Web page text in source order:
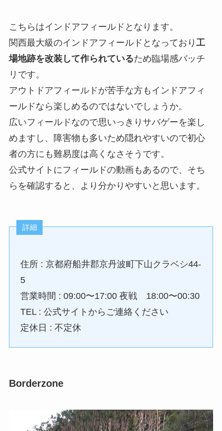
こちらはインドアフィールドとなります。
関西最大級のインドアフィールドとなっており 工
場地跡を改装して作られているため臨場感バッチ
リです。
アウトドアフィールドが苦手な方もインドアフィ
ールドなら楽しめるのではないでしょうか。
広いフィールドなので思いっきりサバゲーを楽し
めますし、障害物も多いため隠れやすいので初心
者の方にも難易度は高くなさそうです。
公式サイトにフィールドの動画もあるので、そち
らを確認すると、より分かりやすいと思います。
詳細
住所 : 京都府船井郡京丹波町下山クラベシ44-
5
営業時間 : 09:00〜17:00 夜戦 18:00〜00:30
TEL : 公式サイトからご連絡ください
定休日 : 不定休
Borderzone